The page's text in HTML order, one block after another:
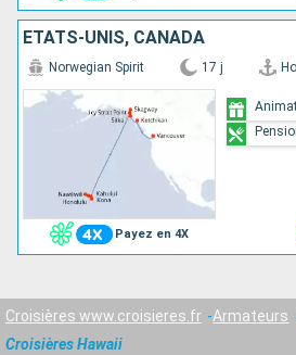
ÉTATS-UNIS, CANADA
Payez en 4X
Norwegian Spirit 17 j
Croisières www.croisieres.fr Armateurs
Croisières Hawaii